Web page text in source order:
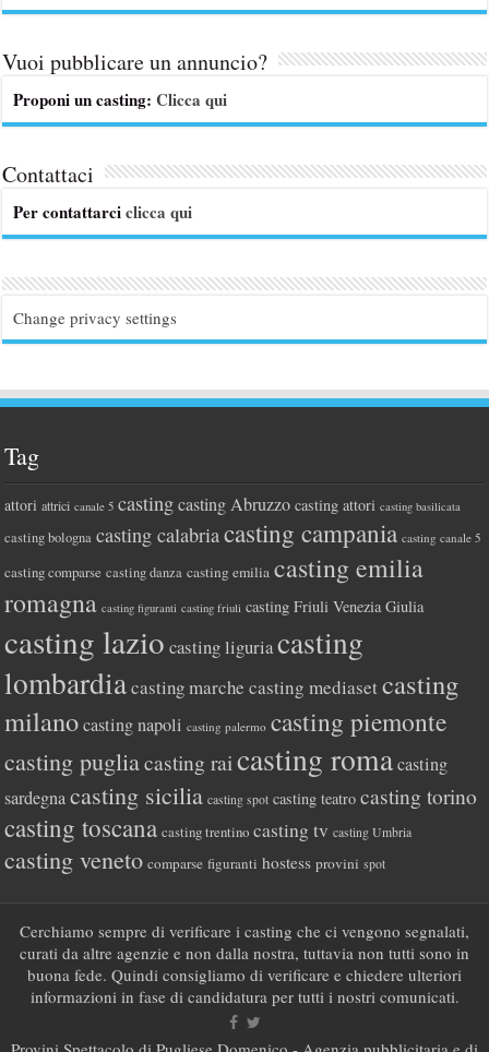
Vuoi pubblicare un annuncio?
Proponi un casting:Clicca qui
Contattaci
Per contattarciclicca qui
Change privacy settings
Tag
attori attrici canale 5 casting casting Abruzzo casting attori casting basilicata
casting bologna casting calabriacasting campania casting canale 5
casting comparse casting danza casting emilia casting emilia
romagna casting figuranti casting friuli casting Friuli Venezia Giulia
casting lazio casting liguriacasting
lombardiacasting marche casting mediasetcasting
milano casting napoli casting palermo casting piemonte
casting pugliacasting rai casting roma casting
sardegna casting sicilia casting spot casting teatro casting torino
casting toscana casting trentino casting tv casting Umbria
casting veneto comparse figuranti hostess provini spot
Cerchiamo sempre di verificare i casting che ci vengono segnalati,
curati da altre agenzie e non dalla nostra, tuttavia non tutti sono in
buona fede. Quindi consigliamo di verificare e chiedere ulteriori
informazioni in fase di candidatura per tutti i nostri comunicati.